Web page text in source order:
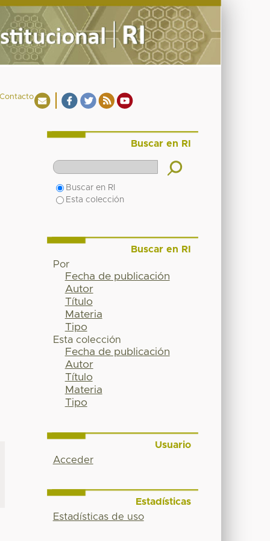
Contacto
Buscar en RI
Buscar en RI
Esta colección
Buscar en RI
Por
Fecha de publicación
Autor
Título
Materia
Tipo
Esta colección
Fecha de publicación
Autor
Título
Materia
Tipo
Usuario
Acceder
Estadísticas
Estadísticas de uso